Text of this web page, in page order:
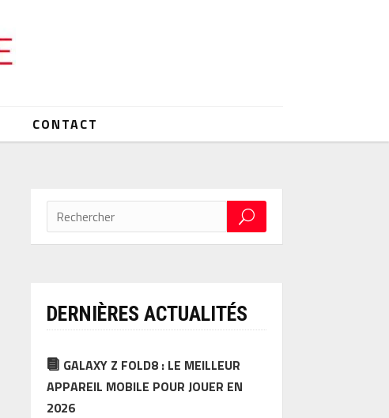
CONTACT
DERNIÈRES ACTUALITÉS
GALAXY Z FOLD8 : LE MEILLEUR
APPAREIL MOBILE POUR JOUER EN
2026